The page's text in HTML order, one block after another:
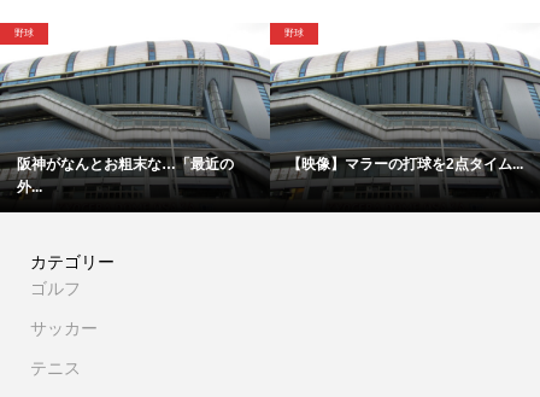
【映像】マラーの打球を2点タイム... 「僕は厳しい親父の承認を必
カテゴリー
ゴルフ
サッカー
テニス